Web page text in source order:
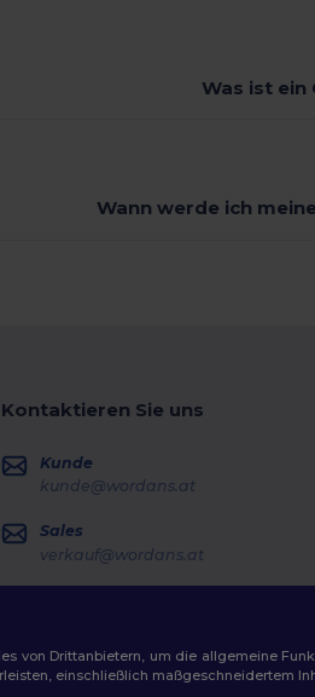
Was ist ein
Wann werde ich
Kontaktieren Sie uns
Kunde
kunde@wordans.at
Sales
verkauf@wordans.at
von Drittanbietern, um die allgemeine
einschließlich maßgeschneidertem